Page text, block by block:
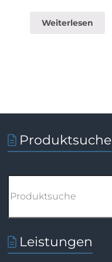
Weiterlesen
Produktsuche
Leistungen